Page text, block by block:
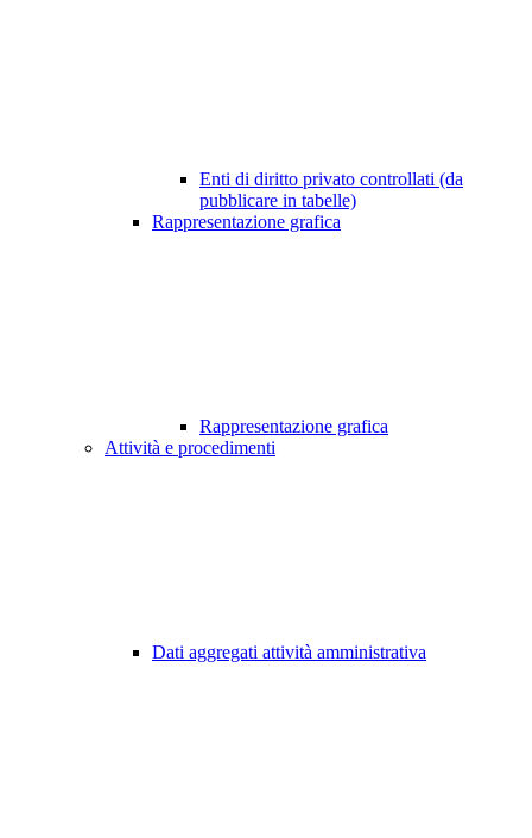
Enti di diritto privato controllati (da
pubblicare in tabelle)
Rappresentazione grafica
Rappresentazione grafica
Attività e procedimenti
Dati aggregati attività amministrativa